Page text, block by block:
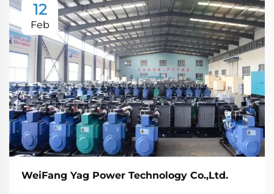
12
Feb
WeiFang Yag Power Technology Co.,Ltd.